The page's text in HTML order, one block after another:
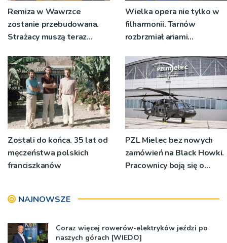
Remiza w Wawrzce
zostanie przebudowana.
Strażacy muszą teraz
wozem, żeby mieć miejsce
do przebierania na akcję
Wielka opera nie tylko w
filharmonii. Tarnów
rozbrzmiał ariami
Zostali do końca. 35 lat od
męczeństwa polskich
franciszkanów
PZL Mielec bez nowych
zamówień na Black Howki.
Pracownicy boją się o
NAJNOWSZE
Coraz więcej rowerów-elektryków jeździ po
naszych górach [WIEDO]